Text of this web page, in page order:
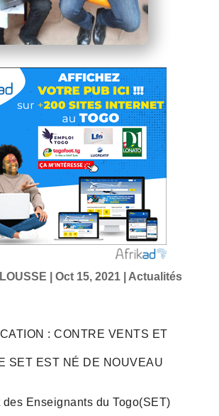
Oct 15, 2021| Actualités
: CONTRE VENTS ET
SET EST NÉ DE NOUVEAU
des Enseignants du Togo(SET)